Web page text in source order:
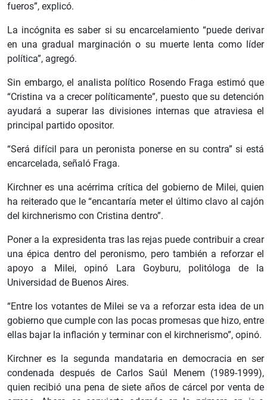
fueros”, explicó.
La incógnita es saber si su encarcelamiento “puede derivar
en una gradual marginación o su muerte lenta como líder
política”, agregó.
Sin embargo, el analista político Rosendo Fraga estimó que
“Cristina va a crecer políticamente”, puesto que su detención
ayudará a superar las divisiones internas que atraviesa el
principal partido opositor.
“Será difícil para un peronista ponerse en su contra” si está
encarcelada, señaló Fraga.
Kirchner es una acérrima crítica del gobierno de Milei, quien
ha reiterado que le “encantaría meter el último clavo al cajón
del kirchnerismo con Cristina dentro”.
Poner a la expresidenta tras las rejas puede contribuir a crear
una épica dentro del peronismo, pero también a reforzar el
apoyo a Milei, opinó Lara Goyburu, politóloga de la
Universidad de Buenos Aires.
“Entre los votantes de Milei se va a reforzar esta idea de un
gobierno que cumple con las pocas promesas que hizo, entre
ellas bajar la inflación y terminar con el kirchnerismo”, opinó.
Kirchner es la segunda mandataria en democracia en ser
condenada después de Carlos Saúl Menem (1989-1999),
quien recibió una pena de siete años de cárcel por venta de